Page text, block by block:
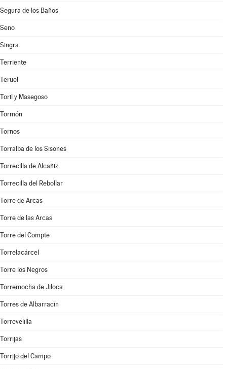
Segura de los Baños
Seno
Singra
Terriente
Teruel
Toril y Masegoso
Tormón
Tornos
Torralba de los Sisones
Torrecilla de Alcañiz
Torrecilla del Rebollar
Torre de Arcas
Torre de las Arcas
Torre del Compte
Torrelacárcel
Torre los Negros
Torremocha de Jiloca
Torres de Albarracín
Torrevelilla
Torrijas
Torrijo del Campo